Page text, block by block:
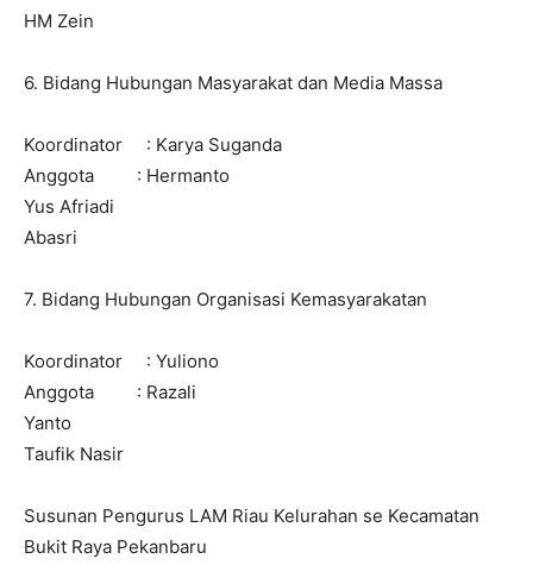
HM Zein
6. Bidang Hubungan Masyarakat dan Media Massa
Koordinator : Karya Suganda
Anggota : Hermanto
Yus Afriadi
Abasri
7. Bidang Hubungan Organisasi Kemasyarakatan
Koordinator : Yuliono
Anggota : Razali
Yanto
Taufik Nasir
Susunan Pengurus LAM Riau Kelurahan se Kecamatan
Bukit Raya Pekanbaru